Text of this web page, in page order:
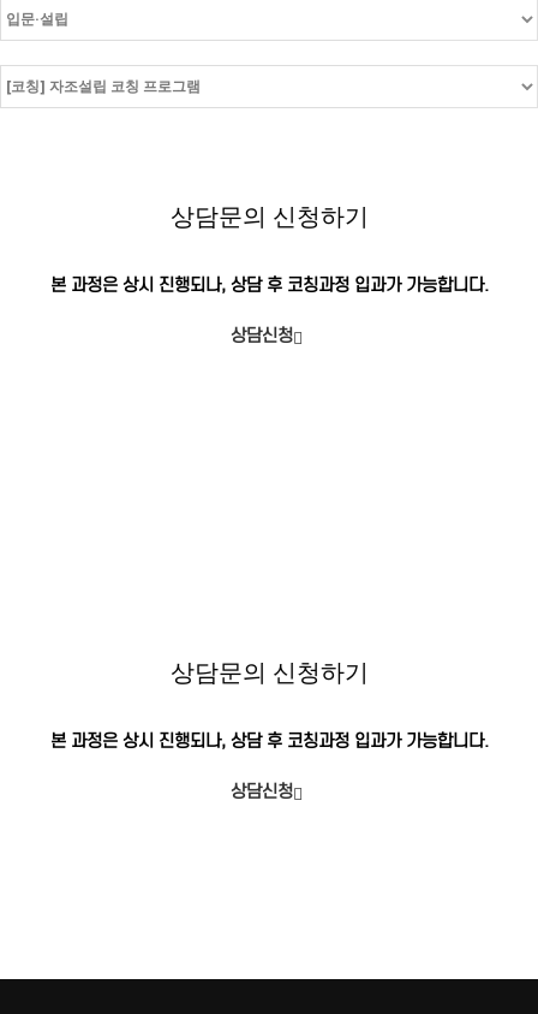
상담문의 신청하기
본 과정은 상시 진행되나, 상담 후 코칭과정 입과가 가능합니다.
상담신청
상담문의 신청하기
본 과정은 상시 진행되나, 상담 후 코칭과정 입과가 가능합니다.
상담신청